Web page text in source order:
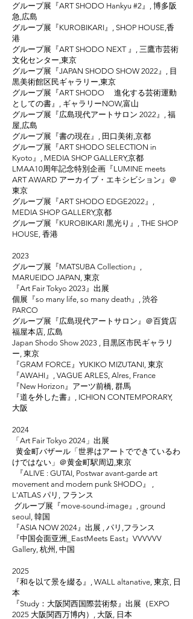
グループ展『ART SHODO Hankyu #2』, 博多阪
急,広島
グループ展『KUROBIKARI』, SHOP HOUSE,香
港
グループ展『ART SHODO NEXT 』, 三鷹市芸術
文化センター,東京
グループ展『JAPAN SHODO SHOW 2022』, 目
黒美術館区民ギャラリー,東京
グループ展『ART SHODO 進化する芸術運動
としての書』, ギャラリーNOW,富山
グループ展『広島現代アートサロン 2022』, 福
屋,広島
グループ展『書の現在』, 田口美術,京都
グループ展『ART SHODO SELECTION in
Kyoto』, MEDIA SHOP GALLERY,京都
LMAA10周年記念特別企画『LUMINE meets
ART AWARD アーカイブ・エキシビション』＠
東京
グループ展『ART SHODO EDGE2022』,
MEDIA SHOP GALLERY,京都
グループ展『KUROBIKARI 黒光り』, THE SHOP
HOUSE, 香港
2023
グループ展『MATSUBA Collection』,
MARUEIDO JAPAN, 東京
『Art Fair Tokyo 2023』出展
個展『so many life, so many death』, 渋谷
PARCO
​グループ展『広島現代アートサロン』＠百貨店
福屋本店, 広島
Japan Shodo Show 2023 , 目黒区市民ギャラリ
ー, 東京
『GRAM FORCE』YUKIKO MIZUTANI, 東京
​『AWAHI』, VAGUE ARLES, Alres, France
『New Horizon』アーツ前橋, 群馬
​『道を外した書』, ICHION CONTEMPORARY,
大阪
2024
「Art Fair Tokyo 2024」出展
黄金町バザール「世界はアートでできているわ
けではない」＠黄金町駅周辺,東京
『ALIVE : GUTAI, Postwar avant-garde art
movement and modern punk SHODO』 ,
L'ATLAS パリ, フランス
グループ展『move-sound-image』, ground
seoul, 韓国
『ASIA NOW 2024』出展 , パリ,フランス
『中国会面亚洲_EastMeets East』VVVVVV
Gallery, 杭州, 中国
2025
『和を以て景を綴る』, WALL altanative, 東京, 日
本
『Study：大阪関西国際芸術祭』出展（EXPO
2025 大阪関西万博内）, 大阪, 日本